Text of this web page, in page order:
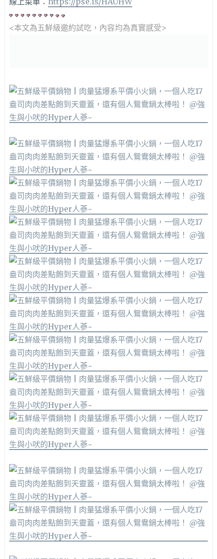
<本文為五鮮級邀約試吃，內容均為真實感受>